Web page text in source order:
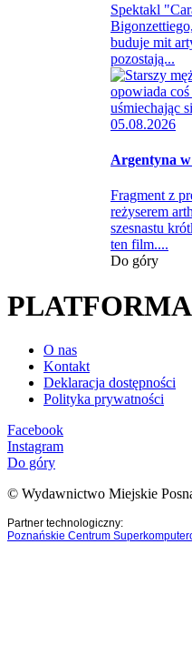
Spektakl
buduje mit
pozostają...
05.08.2026
Argentyna
Fragment z
reżyserem
szesnastu
ten film....
Do góry
O nas
Kontakt
Deklaracja dostępności
Polityka prywatności
Facebook
Instagram
Do góry
© Wydawnictwo Miejskie
Partner technologiczny:
Poznańskie Centrum